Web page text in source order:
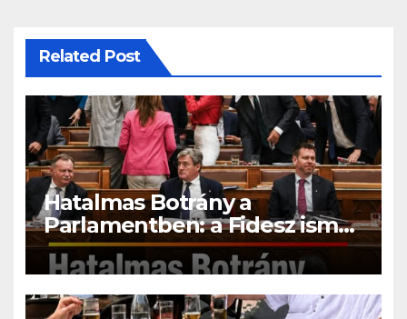
Related Post
Hatalmas Botrány a
Parlamentben: a Fidesz ismét
kitett magáért!